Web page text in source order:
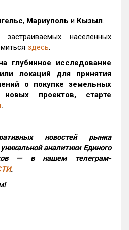
, Мариуполь и Кызыл.
населенных
здесь.
глубинное исследование
локаций для принятия
о покупке земельных
проектов, старте
.
новостей рынка
аналитики Единого
— в нашем телеграм-
.